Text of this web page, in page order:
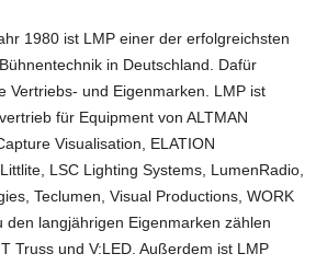
1980 ist LMP einer der erfolgreichsten
in Deutschland. Dafür
Vertriebs- und Eigenmarken. LMP ist
für Equipment von ALTMAN
Visualisation, ELATION
LSC Lighting Systems, LumenRadio,
Teclumen, Visual Productions, WORK
den langjährigen Eigenmarken zählen
Truss und V:LED. Außerdem ist LMP